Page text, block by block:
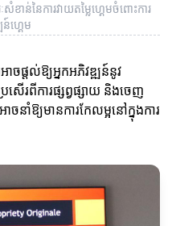
ន់នៃការវាយតម្លៃហ្គេមចំពោះការ
ហ្គេម
អាចផ្តល់ឱ្យអ្នកអភិវឌ្ឍន៍នូវ
សើរពីការផ្សព្វផ្សាយ និងចេញ
ចនាំឱ្យមានការកែលម្អនៅក្នុងការ